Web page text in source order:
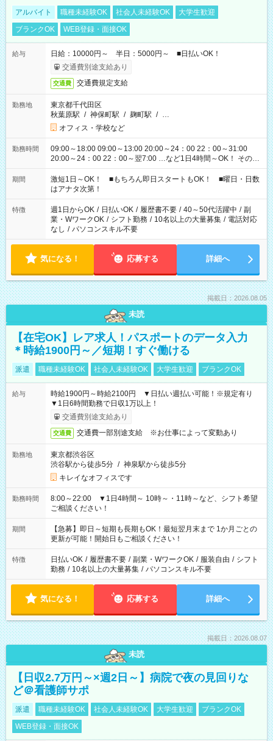
アルバイト 職種未経験OK 社会人未経験OK
大学生歓迎
ブランクOK
WEB登録・面接OK
給与
日給：10000円～ 半日：5000円～ ■日払いOK！
交通費別途支給あり
交通費 交通費規定支給
勤務地
東京都千代田区
秋葉原駅 / 神保町駅 / 麹町駅 / …
オフィス・学校など
勤務時間
09:00～18:00 09:00～13:00 20:00～24：00 22：00～31:00
20:00～24：00 22：00～翌7:00 …など1日4時間～OK！ その他
シフトもございます！ お気軽にご相談ください！
期間
激短1日～OK！ ■もちろん即日スタートもOK！ ■曜日・日数
はアナタ次第！
特徴 週1日からOK / 日払いOK / 履歴書不要 / 40～50代活躍中 / 副
業・WワークOK / シフト勤務 / 10名以上の大量募集 / 電話対応
なし / パソコンスキル不要
気になる！ 応募する 詳細へ
掲載日：2026.08.05
未読
【在宅OK】レア求人！パスポートのデータ入力
＊時給1900円～／短期！すぐ働ける
派遣 職種未経験OK 社会人未経験OK 大学生歓迎 ブランクOK
給与
時給1900円～時給2100円 ▼日払い週払い可能！※規定有り
▼1日6時間勤務で日収1万以上！
交通費別途支給あり
交通費 交通費一部別途支給 ※お仕事によって変動あり
勤務地
東京都渋谷区
渋谷駅から徒歩5分 / 神泉駅から徒歩5分
キレイなオフィスです
勤務時間
8:00～22:00 ▼1日4時間～ 10時～・11時～など、シフト希望
ご相談ください！
期間
【急募】即日～短期も長期もOK！最短翌月末まで 1か月ごとの
更新が可能！開始日もご相談ください！
特徴 日払いOK / 履歴書不要 / 副業・WワークOK / 服装自由 / シフト
勤務 / 10名以上の大量募集 / パソコンスキル不要
気になる！ 応募する 詳細へ
掲載日：2026.08.07
未読
【日収2.7万円～×週2日～】病院で夜の見回りな
ど＠看護師サポ
派遣 職種未経験OK 社会人未経験OK 大学生歓迎
ブランクOK
WEB登録・面接OK